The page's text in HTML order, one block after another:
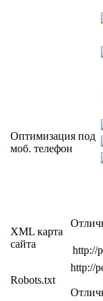
Оптимизация под
моб. телефон
XML карта
сайта
http://
Robots.txt
http://